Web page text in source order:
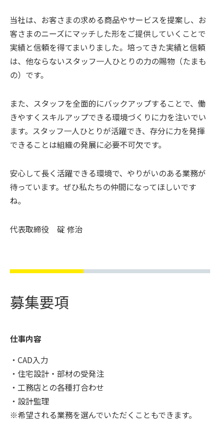
当社は、お客さまの求める商品やサービスを提案し、お
客さまのニーズにマッチした形をご提供していくことで
実績と信頼を得てまいりました。培ってきた実績と信頼
は、他ならないスタッフ一人ひとりの力の賜物（たまも
の）です。
また、スタッフを全面的にバックアップすることで、働
きやすくスキルアップできる環境づくりに力を注いでい
ます。スタッフ一人ひとりが活躍でき、存分に力を発揮
できることは組織の発展に必要不可欠です。
安心して長く活躍できる環境で、やりがいのある業務が
待っています。ぜひ私たちの仲間になってほしいです
ね。
代表取締役 碇 修治
募集要項
仕事内容
・CAD入力
・住宅設計・部材の受発注
・工務店との各種打合わせ
・設計監理
※希望される業務を選んでいただくこともできます。